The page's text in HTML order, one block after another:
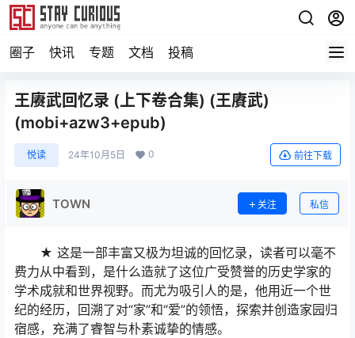
圈子 快讯 专题 文档 投稿
王赓武回忆录 (上下卷合集) (王賡武)
(mobi+azw3+epub)
悦读 24年10月5日 0 前往下载
TOWN 关注 私信
★ 这是一部丰富又极为坦诚的回忆录，读者可以毫不
费力从中看到，是什么造就了这位广受赞誉的历史学家的
学术成就和世界视野。而尤为吸引人的是，他用近一个世
纪的经历，回溯了对“家”和“爱”的领悟，探索并创造家园归
宿感，充满了睿智与朴素诚挚的情感。